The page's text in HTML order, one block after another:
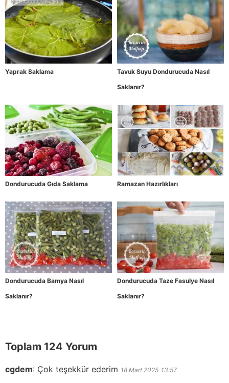
Yaprak Saklama
Tavuk Suyu Dondurucuda Nasıl
Saklanır?
Dondurucuda Gıda Saklama Ramazan Hazırlıkları
Dondurucuda Bamya Nasıl
Saklanır?
Dondurucuda Taze Fasulye Nasıl
Saklanır?
Toplam 124 Yorum
cgdem: Çok teşekkür ederim 18 Mart 2025 13:57